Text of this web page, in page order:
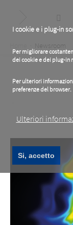
I cookie e i plug-in
Per migliorare
dei cookie e dei plug-in
Per ulteriori
preferenze del browser.
Ulteriori
Si, accetto
content
Breadcrumb
Newsroom